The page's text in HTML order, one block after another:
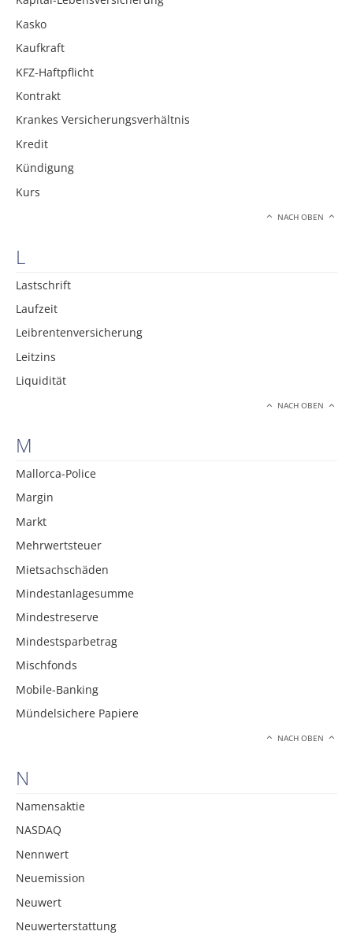
Kasko
Kaufkraft
KFZ-Haftpflicht
Kontrakt
Krankes Versicherungsverhältnis
Kredit
Kündigung
Kurs
NACH OBEN
L
Lastschrift
Laufzeit
Leibrentenversicherung
Leitzins
Liquidität
NACH OBEN
M
Mallorca-Police
Margin
Markt
Mehrwertsteuer
Mietsachschäden
Mindestanlagesumme
Mindestreserve
Mindestsparbetrag
Mischfonds
Mobile-Banking
Mündelsichere Papiere
NACH OBEN
N
Namensaktie
NASDAQ
Nennwert
Neuemission
Neuwert
Neuwerterstattung